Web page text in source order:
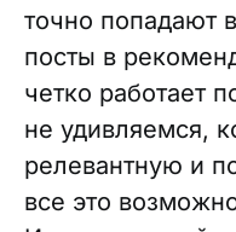
точно попадают
посты в
четко работает
не удивляемся,
релевантную и
все это